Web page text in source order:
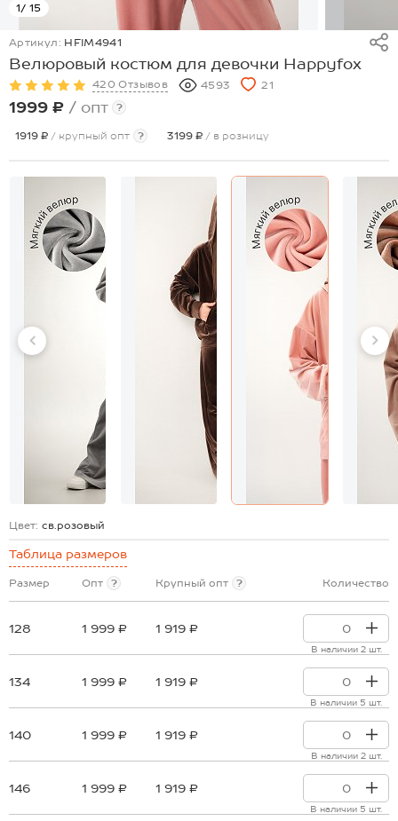
1/ 15
Артикул: HFIM4941
Велюровый костюм для девочки Happyfox
420 Отзывов 4593 21
1999 ₽ / опт ?
1919 ₽ / крупный опт ? 3199 ₽ / в розницу
Цвет: св.розовый
Таблица размеров
Размер Опт ? Крупный опт ? Количество
128 1 999 ₽ 1 919 ₽
В наличии 2 шт.
134 1 999 ₽ 1 919 ₽
В наличии 5 шт.
140 1 999 ₽ 1 919 ₽
В наличии 2 шт.
146 1 999 ₽ 1 919 ₽
В наличии 5 шт.